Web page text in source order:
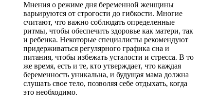
Мнения о режиме дня беременной женщины
варьируются от строгости до гибкости. Многие
считают, что важно соблюдать определенные
ритмы, чтобы обеспечить здоровье как матери, так
и ребенка. Некоторые специалисты рекомендуют
придерживаться регулярного графика сна и
питания, чтобы избежать усталости и стресса. В то
же время, есть и те, кто утверждает, что каждая
беременность уникальна, и будущая мама должна
слушать свое тело, позволяя себе отдыхать, когда
это необходимо.